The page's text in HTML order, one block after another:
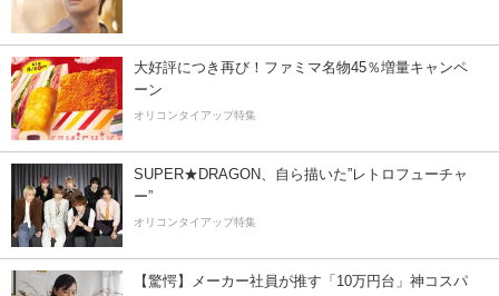
大好評につき再び！ファミマ名物45％増量キャンペ
ーン
オリコンタイアップ特集
SUPER★DRAGON、自ら描いた”レトロフューチャ
ー”
オリコンタイアップ特集
【驚愕】メーカー社員が推す「10万円台」神コスパ